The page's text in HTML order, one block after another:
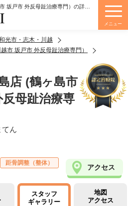
光市・志木・川越
市 坂戸市 外反母趾治療専門）
店 (鶴ヶ島市
母趾治療専
てん
距骨調整（整体）
アクセス
スタッフ
ギャラリー
地図
アクセス
メニュー